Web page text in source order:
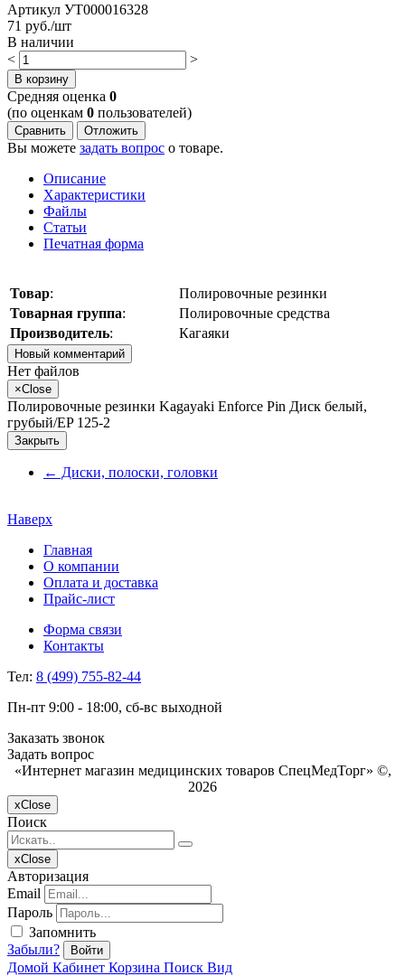
Артикул УТ000016328
71 руб./шт
В наличии
<
>
В корзину
Cредняя оценка 0
(по оценкам 0 пользователей)
Сравнить Отложить
Вы можете задать вопрос о товаре.
Описание
Характеристики
Файлы
Статьи
Печатная форма
Товар:
Полировочные резинки
Товарная группа:
Полировочные средства
Производитель: Кагаяки
Новый комментарий
Нет файлов
×Close
Полировочные резинки Kagayaki Enforce Pin Диск белый,
грубый/EP 125-2
Закрыть
← Диски, полоски, головки
Наверх
Главная
О компании
Оплата и доставка
Прайс-лист
Форма связи
Контакты
Тел: 8 (499) 755-82-44
Пн-пт 9:00 - 18:00, сб-вс выходной
Заказать звонок
Задать вопрос
«Интернет магазин медицинских товаров СпецМедТорг» ©,
2026
xClose
Поиск
xClose
Авторизация
Email
Пароль
Запомнить
Забыли?
Войти
Домой Кабинет Корзина Поиск Вид